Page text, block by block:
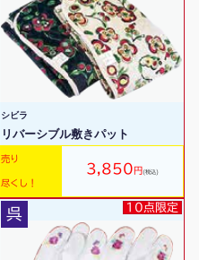
シビラ
リバーシブル敷きパット
売り
尽くし！
3,850 円 (税込)
呉 10点限定